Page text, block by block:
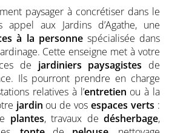
paysager à concrétiser dans le
appel aux Jardins d’Agathe, une
à la personnespécialisée dans
Cette enseigne met à votre
de jardiniers paysagistes de
Ils pourront prendre en charge
relatives à l’entretien ou à la
jardin ou de vosespaces verts :
plantes, travaux de désherbage,